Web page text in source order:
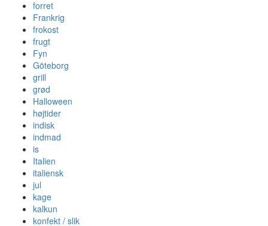
forret
Frankrig
frokost
frugt
Fyn
Göteborg
grill
grød
Halloween
højtider
indisk
indmad
is
Italien
italiensk
jul
kage
kalkun
konfekt / slik